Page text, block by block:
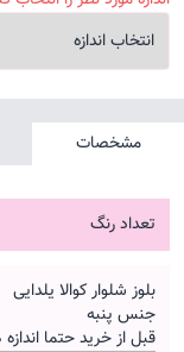
مشخصات
تعداد رنگ
بلوز شلوار کوالا یلدایی
جنس پنبه
قبل از خرید حتما